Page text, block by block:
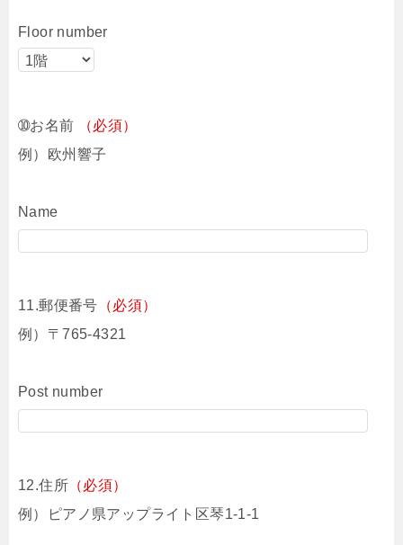
Floor number
➉お名前
（必須）
例）欧州響子
Name
11.郵便番号 （必須）
例）〒765-4321
Post number
12.住所 （必須）
例）ピアノ県アップライト区琴1-1-1